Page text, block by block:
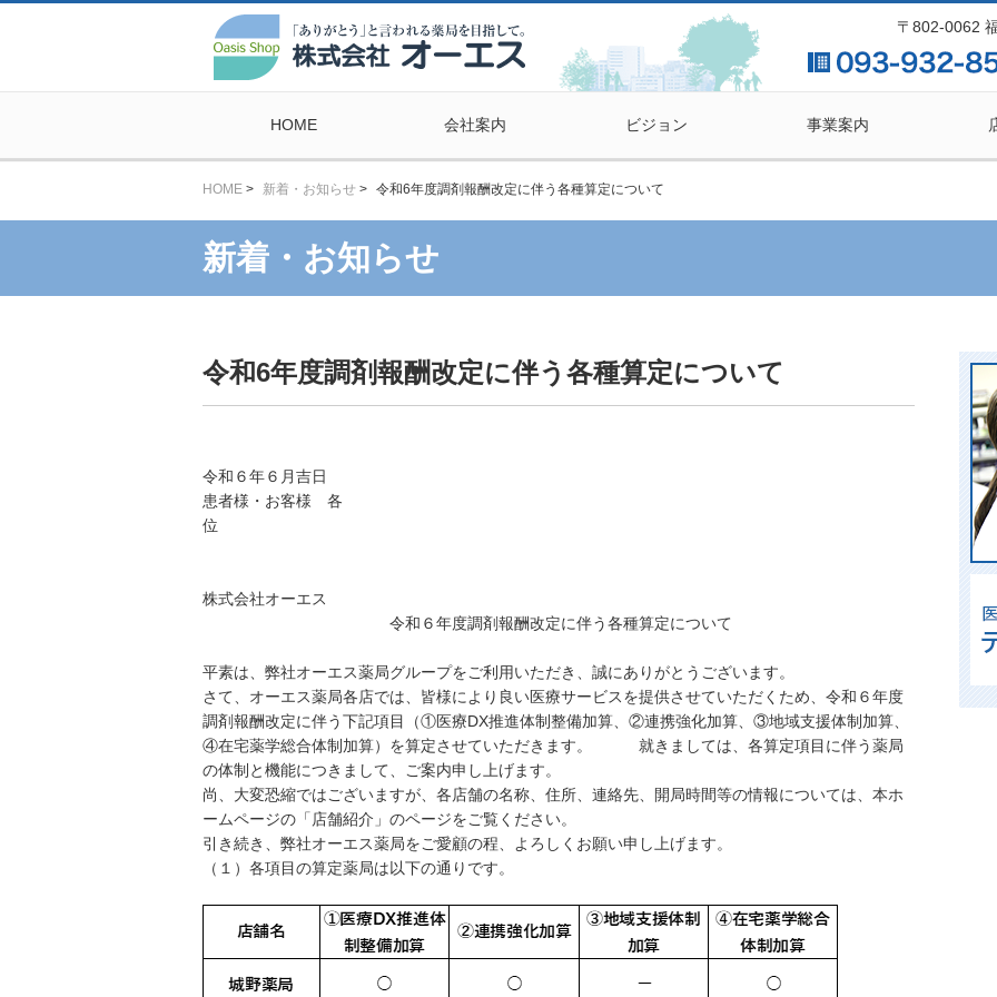
〒802-0062
HOME 会社案内 ビジョン 事業案内
HOME > 新着・お知らせ > 令和6年度調剤報酬改定に伴う各種算定について
新着・お知らせ
令和6年度調剤報酬改定に伴う各種算定について
令和６年６月吉日
患者様・お客様 各
株式会社オーエス
令和６年度調剤報酬改定に伴う各種算定について
平素は、弊社オーエス薬局グループをご利用いただき、誠にありがとうございます。
さて、オーエス薬局各店では、皆様により良い医療サービスを提供させていただくため、令和６年度
調剤報酬改定に伴う下記項目（①医療DX推進体制整備加算、②連携強化加算、③地域支援体制加算、
④在宅薬学総合体制加算）を算定させていただきます。 就きましては、各算定項目に伴う薬局
の体制と機能につきまして、ご案内申し上げます。
尚、大変恐縮ではございますが、各店舗の名称、住所、連絡先、開局時間等の情報については、本ホ
ームページの「店舗紹介」のページをご覧ください。
引き続き、弊社オーエス薬局をご愛顧の程、よろしくお願い申し上げます。
（１）各項目の算定薬局は以下の通りです。